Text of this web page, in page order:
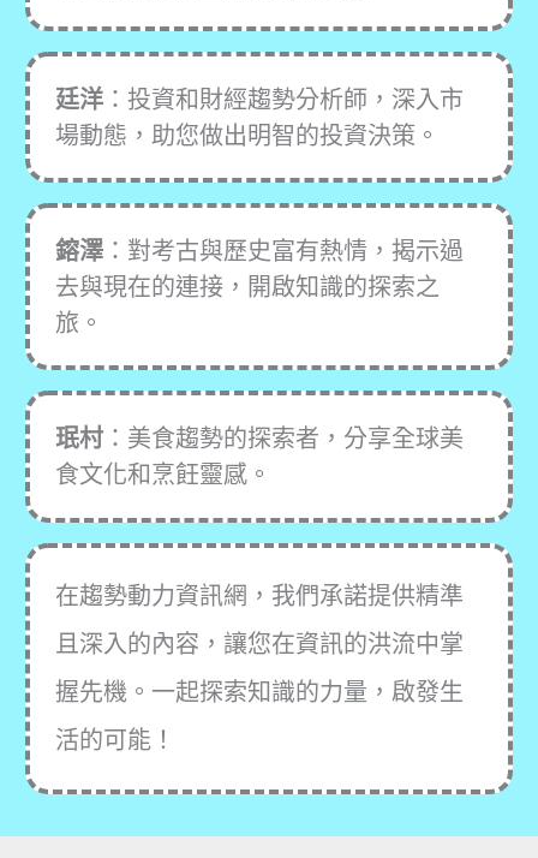
廷洋：投資和財經趨勢分析師，深入市
場動態，助您做出明智的投資決策。
鎔澤：對考古與歷史富有熱情，揭示過
去與現在的連接，開啟知識的探索之
旅。
珉村：美食趨勢的探索者，分享全球美
食文化和烹飪靈感。
在趨勢動力資訊網，我們承諾提供精準
且深入的內容，讓您在資訊的洪流中掌
握先機。一起探索知識的力量，啟發生
活的可能！